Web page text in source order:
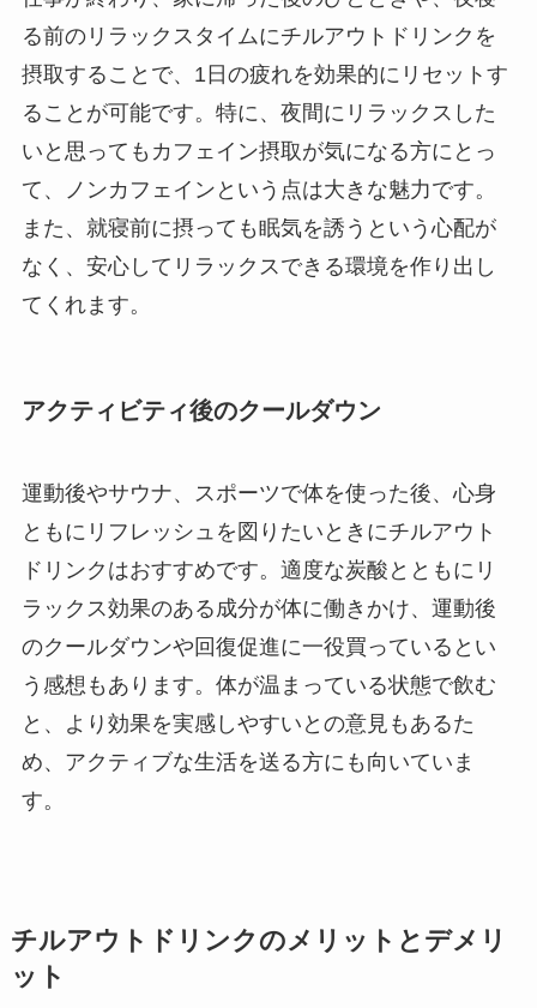
る前のリラックスタイムにチルアウトドリンクを
摂取することで、1日の疲れを効果的にリセットす
ることが可能です。特に、夜間にリラックスした
いと思ってもカフェイン摂取が気になる方にとっ
て、ノンカフェインという点は大きな魅力です。
また、就寝前に摂っても眠気を誘うという心配が
なく、安心してリラックスできる環境を作り出し
てくれます。
アクティビティ後のクールダウン
運動後やサウナ、スポーツで体を使った後、心身
ともにリフレッシュを図りたいときにチルアウト
ドリンクはおすすめです。適度な炭酸とともにリ
ラックス効果のある成分が体に働きかけ、運動後
のクールダウンや回復促進に一役買っているとい
う感想もあります。体が温まっている状態で飲む
と、より効果を実感しやすいとの意見もあるた
め、アクティブな生活を送る方にも向いていま
す。
チルアウトドリンクのメリットとデメリ
ット